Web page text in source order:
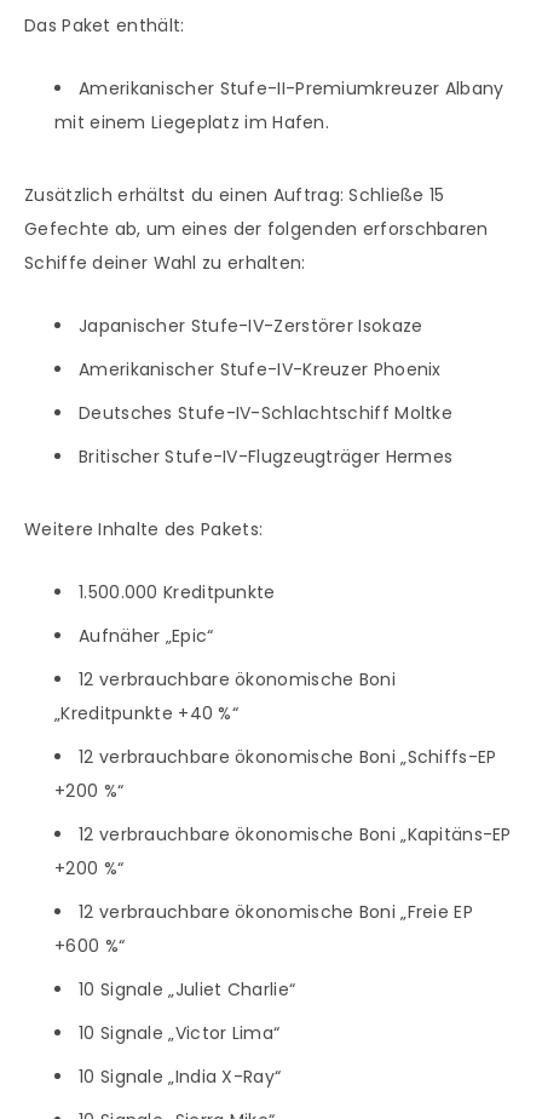
Das Paket enthält:
Amerikanischer Stufe-II-Premiumkreuzer Albany
mit einem Liegeplatz im Hafen.
Zusätzlich erhältst du einen Auftrag: Schließe 15
Gefechte ab, um eines der folgenden erforschbaren
Schiffe deiner Wahl zu erhalten:
Japanischer Stufe-IV-Zerstörer Isokaze
Amerikanischer Stufe-IV-Kreuzer Phoenix
Deutsches Stufe-IV-Schlachtschiff Moltke
Britischer Stufe-IV-Flugzeugträger Hermes
Weitere Inhalte des Pakets:
1.500.000 Kreditpunkte
Aufnäher „Epic“
12 verbrauchbare ökonomische Boni
„Kreditpunkte +40 %“
12 verbrauchbare ökonomische Boni „Schiffs-EP
+200 %“
12 verbrauchbare ökonomische Boni „Kapitäns-EP
+200 %“
12 verbrauchbare ökonomische Boni „Freie EP
+600 %“
10 Signale „Juliet Charlie“
10 Signale „Victor Lima“
10 Signale „India X-Ray“